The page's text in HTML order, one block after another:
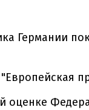
Германии
оценке